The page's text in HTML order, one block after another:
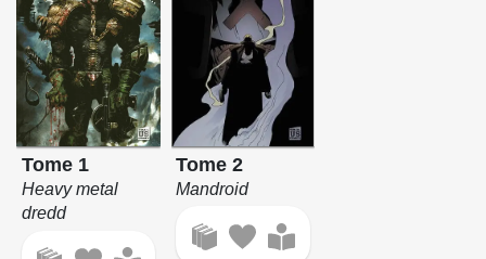
Tome 1
Heavy metal
dredd
Tome 2
Mandroid